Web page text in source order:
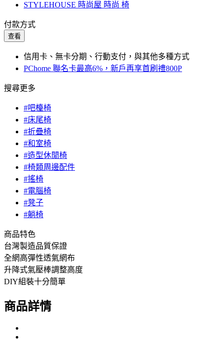
STYLEHOUSE 時尚屋 時尚 椅
付款方式
查看
信用卡、無卡分期、行動支付，與其他多種方式
PChome 聯名卡最高6%，新戶再享首刷禮800P
搜尋更多
#吧檯椅
#床尾椅
#折疊椅
#和室椅
#造型休閒椅
#椅類周邊配件
#搖椅
#電腦椅
#凳子
#躺椅
商品特色
台灣製造品質保證
全網高彈性透氣網布
升降式氣壓棒調整高度
DIY組裝十分簡單
商品詳情